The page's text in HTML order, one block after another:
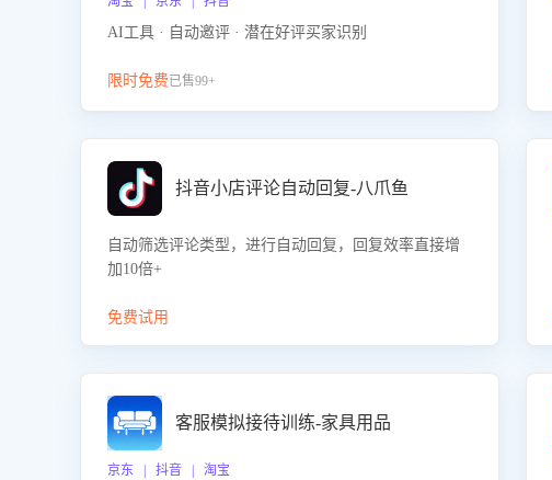
AI工具 · 自动邀评 · 潜在好评买家识别
限时免费已售99+
抖音小店评论自动回复-八爪鱼
自动筛选评论类型，进行自动回复，回复效率直接增
加10倍+
免费试用
客服模拟接待训练-家具用品
京东 | 抖音 | 淘宝